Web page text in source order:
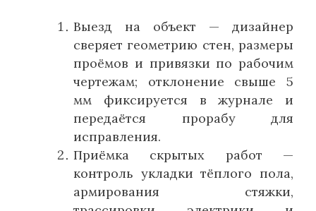
Выезд на объект — дизайнер
сверяет геометрию стен, размеры
проёмов и привязки по рабочим
чертежам; отклонение свыше 5
мм фиксируется в журнале и
передаётся прорабу для
исправления.
Приёмка скрытых работ —
контроль укладки тёплого пола,
армирования стяжки,